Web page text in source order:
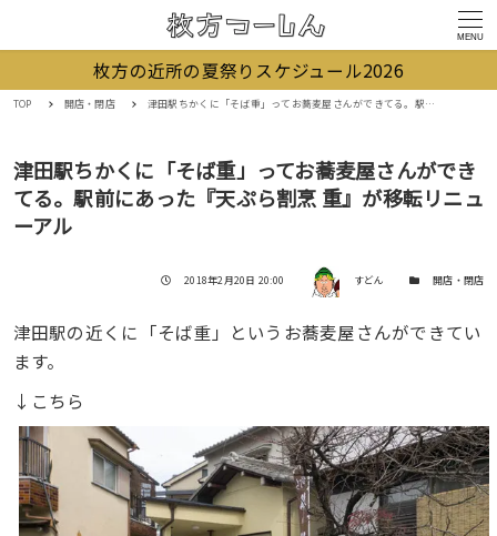
MENU
枚方の近所の夏祭りスケジュール2026
TOP 開店・閉店 津田駅ちかくに「そば重」ってお蕎麦屋さんができてる。駅前にあった『天ぷら割烹 重』が移転リニューアル
津田駅ちかくに「そば重」ってお蕎麦屋さんができ
てる。駅前にあった『天ぷら割烹 重』が移転リニュ
ーアル
投稿日
2018年2月20日 20:00 著者 すどん カテゴリー開店・閉店
津田駅の近くに「そば重」というお蕎麦屋さんができてい
ます。
↓こちら